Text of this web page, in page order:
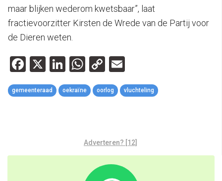
maar blijken wederom kwetsbaar”, laat
fractievoorzitter Kirsten de Wrede van de Partij voor
de Dieren weten.
Facebook
X LinkedIn
WhatsApp
Copy
Link
gemeenteraad oekraïne oorlog vluchteling
Adverteren? [12]